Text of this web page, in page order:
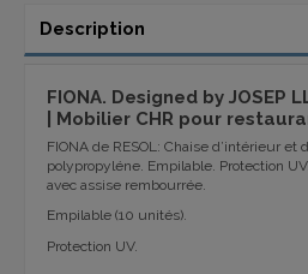
Description
FIONA. Designed by JOSEP
Mobilier CHR pour
FIONA de RESOL: Chaise d’intérieur
polypropyléne. Empilable. Protection
avec assise rembourrée.
Empilable (10 unités).
Protection UV.